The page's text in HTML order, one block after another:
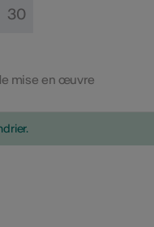
30
mise en œuvre